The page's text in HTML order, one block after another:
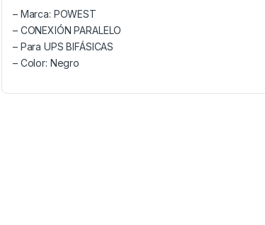
– Marca: POWEST
– CONEXIÓN PARALELO
– Para UPS BIFÁSICAS
– Color: Negro